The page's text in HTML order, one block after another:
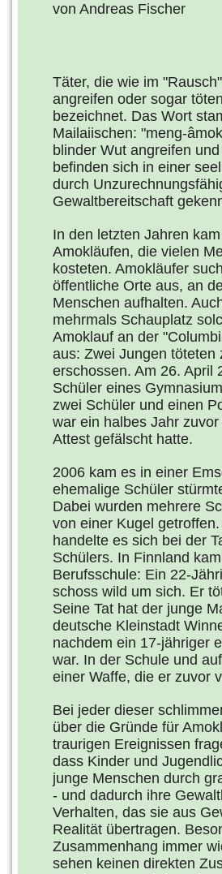
von Andreas Fischer
Täter, die wie im
angreifen oder sogar
bezeichnet. Das Wort
Mailaiischen: "meng-
blinder Wut angreifen
befinden sich in einer
durch
Gewaltbereitschaft
In den letzten Jahren
Amokläufen, die vielen
kosteten. Amokläufer
öffentliche Orte aus, an
Menschen aufhalten.
mehrmals Schauplatz
Amoklauf an der
aus: Zwei Jungen töteten
erschossen. Am 26. April
Schüler eines
zwei Schüler und einen
war ein halbes Jahr
Attest gefälscht hatte.
2006 kam es in einer
ehemalige Schüler
Dabei wurden mehrere
von einer Kugel
handelte es sich bei der
Schülers. In Finnland
Berufsschule: Ein 22-
schoss wild um sich. Er
Seine Tat hat der junge
deutsche Kleinstadt
nachdem ein 17-jähriger
war. In der Schule und
einer Waffe, die er zuvor
Bei jeder dieser
über die Gründe für
traurigen Ereignissen
dass Kinder und
junge Menschen durch
- und dadurch ihre
Verhalten, das sie aus
Realität übertragen.
Zusammenhang immer
sehen keinen direkten